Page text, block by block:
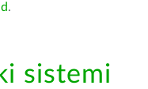
.
sistemi